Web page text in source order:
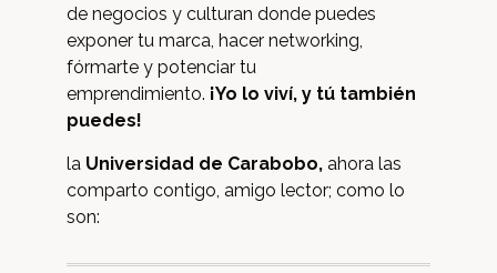
de negocios y culturan donde puedes
exponer tu marca, hacer networking,
fórmarte y potenciar tu
emprendimiento. ¡Yo lo viví, y tú también
puedes!
la Universidad de Carabobo, ahora las
comparto contigo, amigo lector; como lo
son: